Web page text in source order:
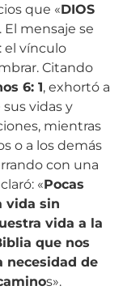
que «DIOS
El mensaje se
el vínculo
Citando
6: 1, exhortó a
vidas y
mientras
o a los demás
con una
«Pocas
vida sin
vida a la
que nos
necesidad de
s».